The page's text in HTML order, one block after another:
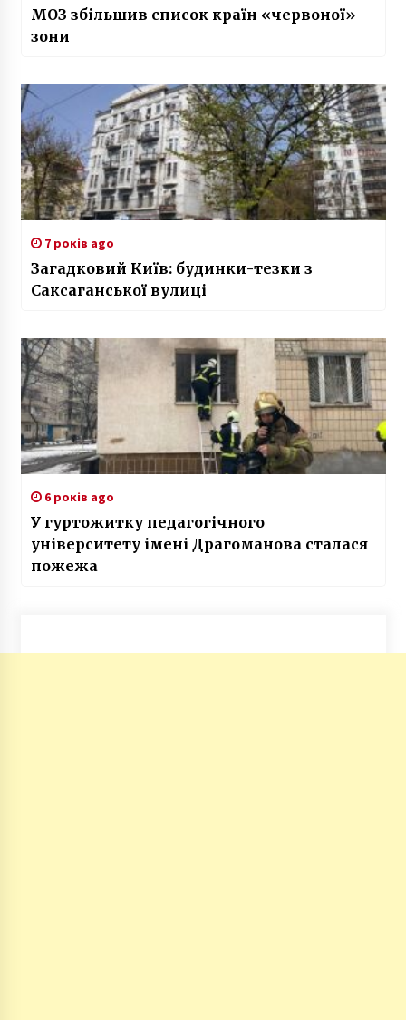
МОЗ збільшив список країн «червоної»
зони
7 років ago
Загадковий Київ: будинки-тезки з
Саксаганської вулиці
6 років ago
У гуртожитку педагогічного
університету імені Драгоманова сталася
пожежа